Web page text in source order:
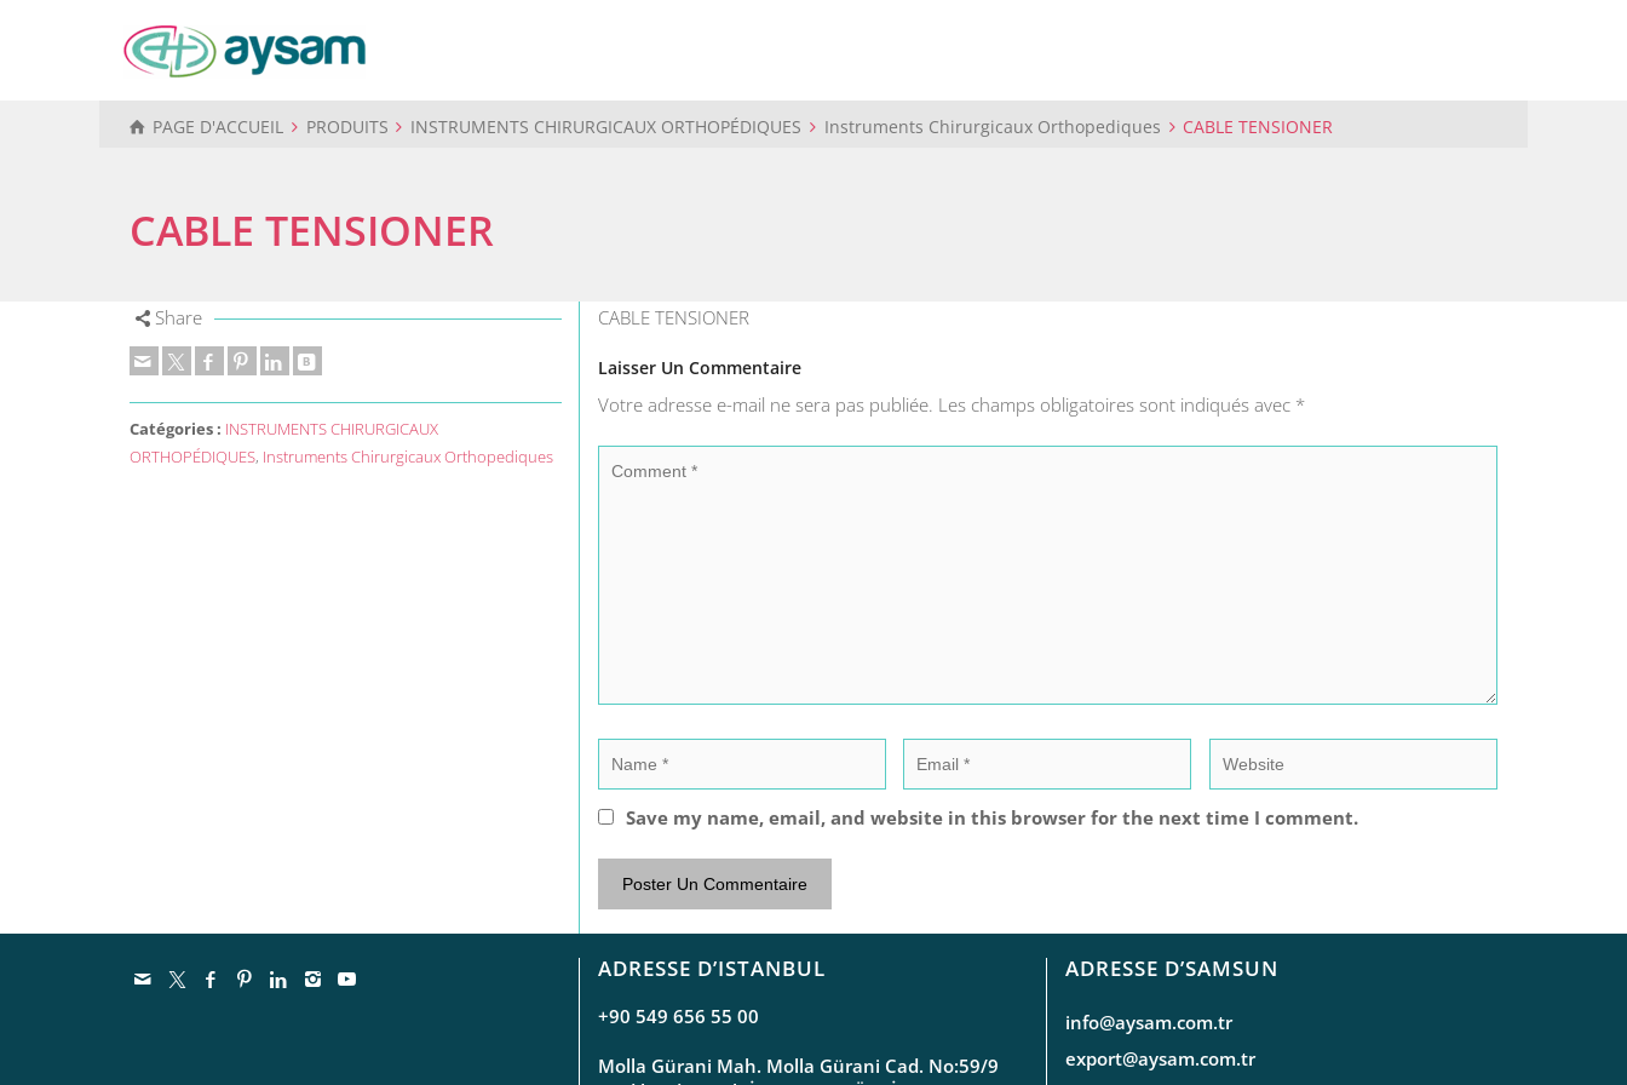
PAGE D'ACCUEIL PRODUITS INSTRUMENTS CHIRURGICAUX ORTHOPÉDIQUES Instruments Chirurgicaux Orthopediques CABLE TENSIONER
CABLE TENSIONER
Share
Catégories : INSTRUMENTS CHIRURGICAUX
ORTHOPÉDIQUES, Instruments Chirurgicaux Orthopediques
CABLE TENSIONER
Laisser Un Commentaire
Votre adresse e-mail ne sera pas publiée. Les champs obligatoires sont indiqués avec *
Save my name, email, and website in this browser for the next time I comment.
ADRESSE D’ISTANBUL
+90 549 656 55 00
Molla Gürani Mah. Molla Gürani Cad. No:59/9
ADRESSE D’SAMSUN
info@aysam.com.tr
export@aysam.com.tr